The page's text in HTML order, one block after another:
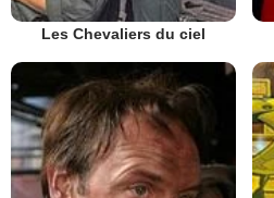
Les Chevaliers du ciel